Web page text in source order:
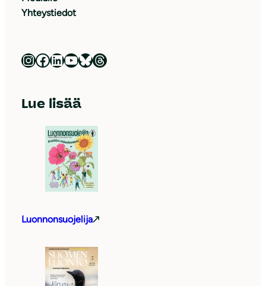
Yhteystiedot
Luonnonsuojeluliitto Instagramissa Luonnonsuojeluliitto Facebookissa Luonnonsuojeluliitto LinkedInissä Luonnonsuojeluliiton YouTube-kanava Luonnonsuojeluliitto Blueskyssa Luonnonsuojeluliitto Threadsissa
Lue lisää
Luonnonsuojelija